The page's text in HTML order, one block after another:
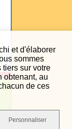
et d'élaborer
sommes
sur votre
obtenant, au
de ces
Personnaliser